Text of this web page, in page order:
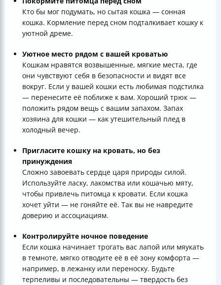
Кто бы мог подумать, но сытая кошка — сонная
кошка. Кормление перед сном подталкивает кошку к
уютной дреме.
Уютное место рядом с вашей кроватью
Кошкам нравятся возвышенные, мягкие места, где
они чувствуют себя в безопасности и видят все
вокруг. Если у вашей кошки есть любимая подстилка
— перенесите её поближе к вам. Хороший трюк —
положить рядом вещь с вашим запахом. Запах
хозяина для кошки — как утешительный плед в
холодный вечер.
Пригласите кошку на кровать, но без
принуждения
Сложно завоевать сердце царя природы силой.
Используйте ласку, лакомства или кошачью мяту,
чтобы привлечь питомца к кровати. Если кошка
хочет уйти — не гоняйте её. Так вы не навредите
доверию и ассоциациям.
Контролируйте ночное поведение
Если кошка начинает трогать вас лапой или мяукать
в темноте, мягко отводите её в её зону комфорта —
например, в лежанку или переноску. Будьте
терпеливы и последовательны — твердость без